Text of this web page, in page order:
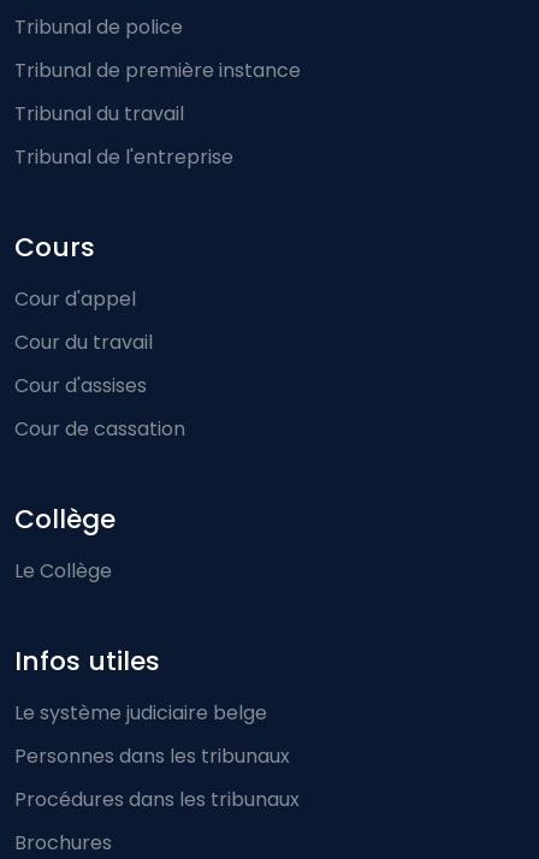
Tribunal de police
Tribunal de première instance
Tribunal du travail
Tribunal de l'entreprise
Cours
Cour d'appel
Cour du travail
Cour d'assises
Cour de cassation
Collège
Le Collège
Infos utiles
Le système judiciaire belge
Personnes dans les tribunaux
Procédures dans les tribunaux
Brochures